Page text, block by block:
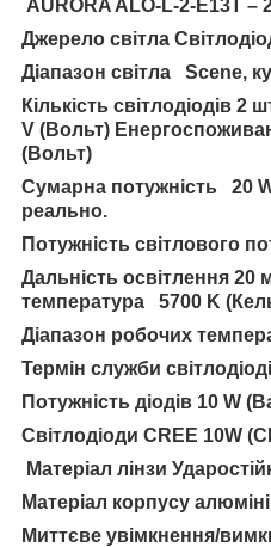
AURORA ALO-L-2-E13T –
Джерело світла
Діапазон світла Scene,
Кількість світлодіодів 2
V (Вольт)
(Вольт)
Сумарна потужність 20
реально.
Потужність світлового
Дальність освітлення 20
температура 5700 K
Діапазон робочих
Термін служби
Потужність діодів 10 W
Світлодіоди CREE 10W
Матеріал лінзи
Матеріал корпусу
Миттєве увімкнення/